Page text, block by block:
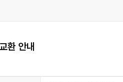
환 안내